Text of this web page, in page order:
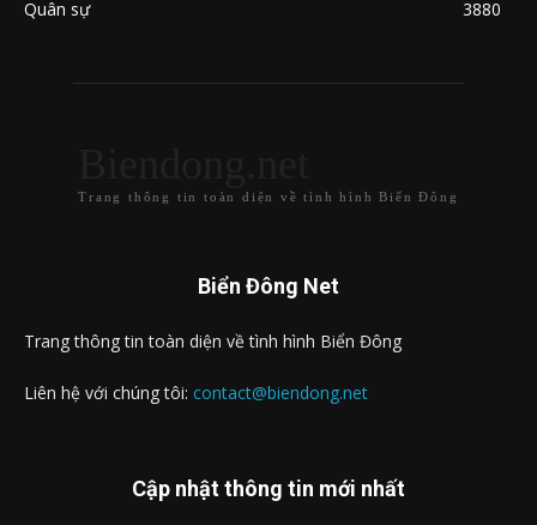
Quân sự
3880
Trang thông tin toàn diện về tình hình Biển Đông
Biển Đông Net
Trang thông tin toàn diện về tình hình Biển Đông
Liên hệ với chúng tôi: contact@biendong.net
Cập nhật thông tin mới nhất